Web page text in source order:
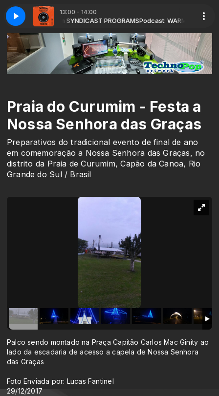
13:00 - 14:00
Rudd com SYNDICAST PROGRAMSPodcast: WARM GLOBAL
057 (05-08-2026 - SYNDICAST)WARM-GlobalDanceRadioChart-
Praia do Curumim - Festa a
Nossa Senhora das Graças
Preparativos do tradicional evento de final de ano
em comemoração a Nossa Senhora das Graças, no
distrito da Praia de Curumim, Capão da Canoa, Rio
Grande do Sul / Brasil
Palco sendo montado na Praça Capitão Carlos Mac Ginity ao
lado da escadaria de acesso a capela de Nossa Senhora
das Graças
Foto Enviada por: Lucas Fantinel
29/12/2017